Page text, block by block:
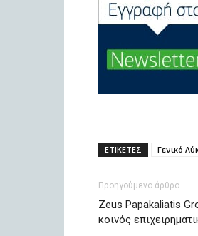
ΕΤΙΚΕΤΕΣ Γενικό
Προηγούμενο άρθρο
Zeus Papakaliatis
κοινός